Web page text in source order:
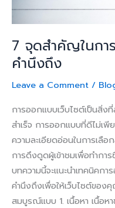
7 จุดสำคัญในกา
คำนึงถึง
Leave a Comment /
การออกแบบเว็บไซต์เป็นสิ่ง
สำเร็จ การออกแบบที่ดีไม่เ
ความละเอียดอ่อนในการเลื
การดึงดูดผู้เข้าชมเพื่อทำก
บทความนี้จะแนะนำเทคนิคก
คำนึงถึงเพื่อให้เว็บไซต์ขอ
สมบูรณ์แบบ 1. เนื้อหา เนื้อห
คำนึง
ถึง